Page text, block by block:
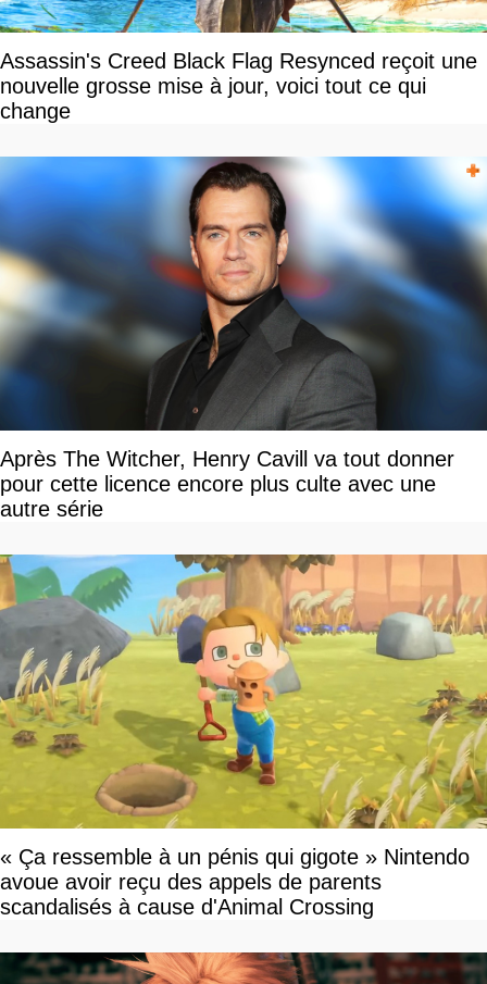
Assassin's Creed Black Flag Resynced reçoit une
nouvelle grosse mise à jour, voici tout ce qui
change
Après The Witcher, Henry Cavill va tout donner
pour cette licence encore plus culte avec une
autre série
« Ça ressemble à un pénis qui gigote » Nintendo
avoue avoir reçu des appels de parents
scandalisés à cause d'Animal Crossing